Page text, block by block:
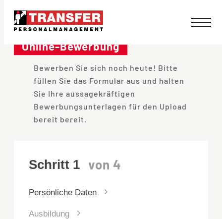
Direkt
zum
Inhalt
wechseln
Online-Bewerbung
Bewerben Sie sich noch heute! Bitte
füllen Sie das Formular aus und halten
Sie Ihre aussagekräftigen
Bewerbungsunterlagen für den Upload
bereit bereit.
Persönliche Daten
Ausbildung